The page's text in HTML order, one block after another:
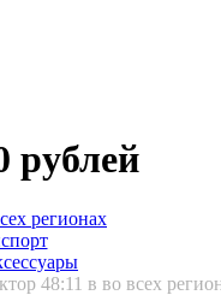
рублей
регионах
48:11 в во всех